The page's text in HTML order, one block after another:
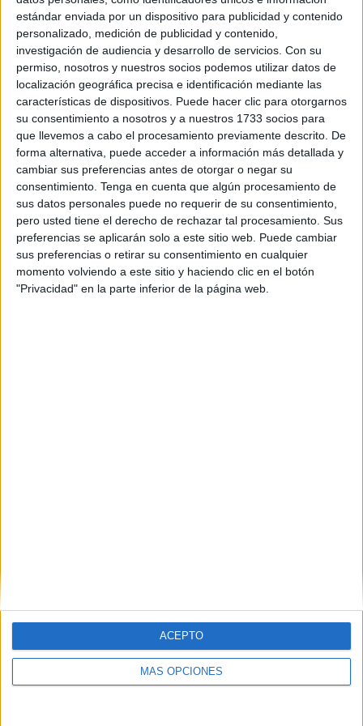
estándar enviada por un dispositivo para publicidad y contenido
personalizado, medición de publicidad y contenido,
investigación de audiencia y desarrollo de servicios. Con su
permiso, nosotros y nuestros socios podemos utilizar datos de
localización geográfica precisa e identificación mediante las
características de dispositivos. Puede hacer clic para otorgarnos
su consentimiento a nosotros y a nuestros 1733 socios para
que llevemos a cabo el procesamiento previamente descrito. De
forma alternativa, puede acceder a información más detallada y
cambiar sus preferencias antes de otorgar o negar su
consentimiento. Tenga en cuenta que algún procesamiento de
sus datos personales puede no requerir de su consentimiento,
pero usted tiene el derecho de rechazar tal procesamiento. Sus
preferencias se aplicarán solo a este sitio web. Puede cambiar
sus preferencias o retirar su consentimiento en cualquier
momento volviendo a este sitio y haciendo clic en el botón
"Privacidad" en la parte inferior de la página web.
MÁS OPCIONES
ACEPTO
Estrella Morente: “Valoro mucho que la gente
sea valiente y vaya al teatro”
SANDRA MIRAS 26/09/2020 0
'La Tremendita': “El sector cultural está
demostrando que es el más seguro de todos”
POR SANDRA MIRAS 26/09/2020
A la venta las entradas de la 49º edición del
Festival Flamenco
POR 12/08/2020 0
El Festival Flamenco es la única actividad
lúdica que no se ha suspendido todavía
POR LUIS MANUEL AZNAR 11/05/2020 0
Tarde de flamenco en honor a Beli León